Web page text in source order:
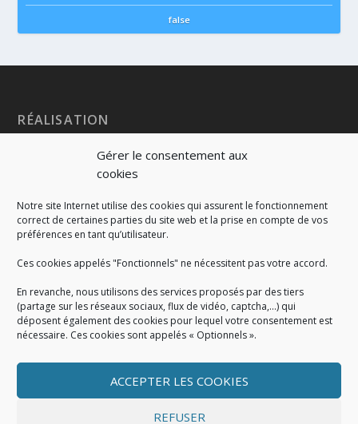
Gérer le consentement aux
cookies
Notre site Internet utilise des cookies qui assurent le fonctionnement
correct de certaines parties du site web et la prise en compte de vos
préférences en tant qu’utilisateur.
Ces cookies appelés "Fonctionnels" ne nécessitent pas votre accord.
En revanche, nous utilisons des services proposés par des tiers
(partage sur les réseaux sociaux, flux de vidéo, captcha,...) qui
déposent également des cookies pour lequel votre consentement est
nécessaire. Ces cookies sont appelés « Optionnels ».
ACCEPTER LES COOKIES
REFUSER
false
RÉALISATION
MENTIONS LÉGALES
Politique de cookies